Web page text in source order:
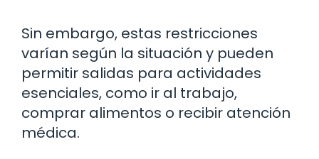
Sin embargo, estas restricciones
varían según la situación y pueden
permitir salidas para actividades
esenciales, como ir al trabajo,
comprar alimentos o recibir atención
médica.